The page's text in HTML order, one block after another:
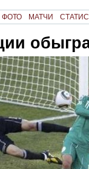
ФОТО МАТЧИ